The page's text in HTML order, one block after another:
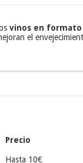
vinos en formato
el
Precio
Hasta 10€